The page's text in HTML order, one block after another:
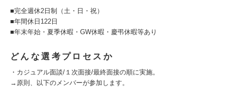
■完全週休2日制（土・日・祝）
■年間休日122日
■年末年始・夏季休暇・GW休暇・慶弔休暇等あり
どんな選考プロセスか
・カジュアル面談/１次面接/最終面接の順に実施。
→原則、以下のメンバーが参加します。